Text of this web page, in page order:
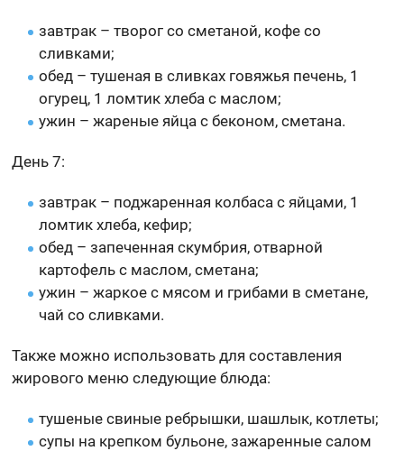
завтрак – творог со сметаной, кофе со
сливками;
обед – тушеная в сливках говяжья печень, 1
огурец, 1 ломтик хлеба с маслом;
ужин – жареные яйца с беконом, сметана.
День 7:
завтрак – поджаренная колбаса с яйцами, 1
ломтик хлеба, кефир;
обед – запеченная скумбрия, отварной
картофель с маслом, сметана;
ужин – жаркое с мясом и грибами в сметане,
чай со сливками.
Также можно использовать для составления
жирового меню следующие блюда:
тушеные свиные ребрышки, шашлык, котлеты;
супы на крепком бульоне, зажаренные салом